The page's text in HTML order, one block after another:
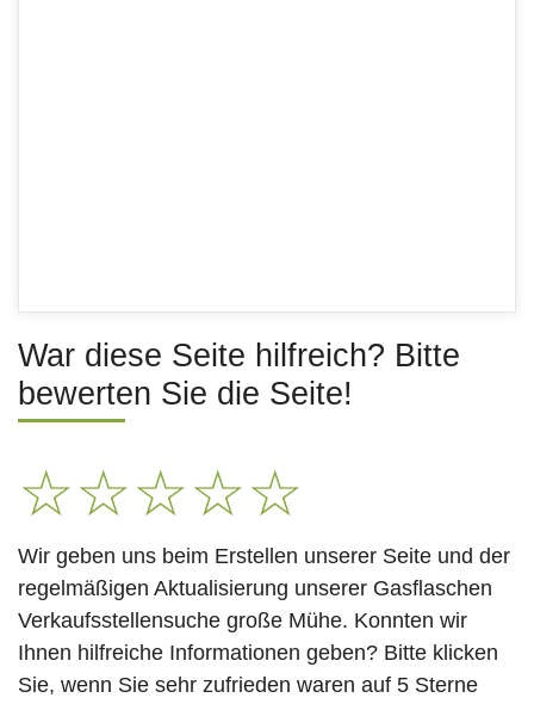
War diese Seite hilfreich? Bitte
bewerten Sie die Seite!
☆☆☆☆☆
Wir geben uns beim Erstellen unserer Seite und der
regelmäßigen Aktualisierung unserer Gasflaschen
Verkaufsstellensuche große Mühe. Konnten wir
Ihnen hilfreiche Informationen geben? Bitte klicken
Sie, wenn Sie sehr zufrieden waren auf 5 Sterne